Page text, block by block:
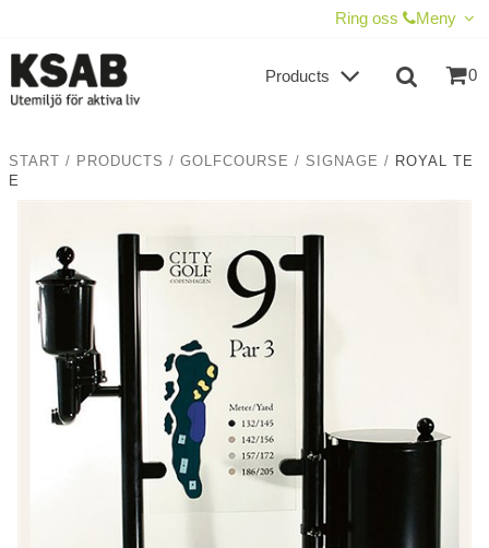
Ring oss Meny
0
Products
START / PRODUCTS / GOLFCOURSE / SIGNAGE / ROYAL TE
E
CHECKOUT